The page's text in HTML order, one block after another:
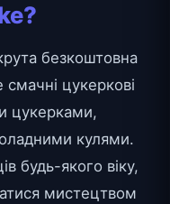
безкоштовна
цукеркові
цукерками,
кулями.
будь-якого віку,
мистецтвом